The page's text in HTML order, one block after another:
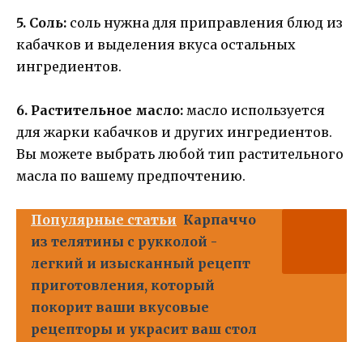
5. Соль: соль нужна для приправления блюд из
кабачков и выделения вкуса остальных
ингредиентов.
6. Растительное масло: масло используется
для жарки кабачков и других ингредиентов.
Вы можете выбрать любой тип растительного
масла по вашему предпочтению.
Популярные статьи Карпаччо
из телятины с рукколой -
легкий и изысканный рецепт
приготовления, который
покорит ваши вкусовые
рецепторы и украсит ваш стол